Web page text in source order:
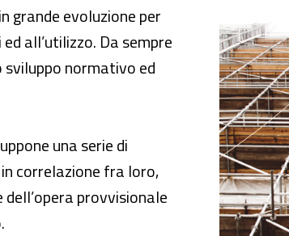
Utilizzo come protezione
grande evoluzione per
all’utilizzo. Da sempre
normativo ed
una serie di
correlazione fra loro,
provvisionale